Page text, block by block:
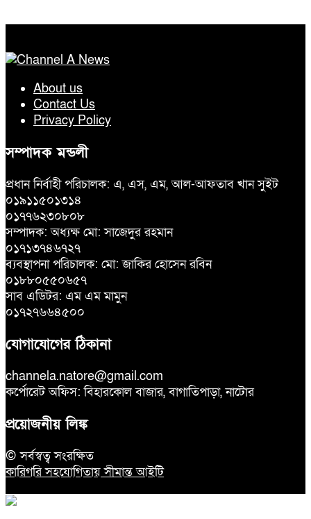
About us
Contact Us
Privacy Policy
সম্পাদক মন্ডলী
প্রধান নির্বাহী পরিচালক: এ, এস, এম, আল-আফতাব খান সুইট
০১৯১১৫০১৩১৪
০১৭৭৬২৩০৮০৮
সম্পাদক: অধ্যক্ষ মো: সাজেদুর রহমান
০১৭১৩৭৪৬৭২৭
ব্যবস্থাপনা পরিচালক: মো: জাকির হোসেন রবিন
০১৮৮০৫৫০৬৫৭
সাব এডিটর: এম এম মামুন
০১৭২৭৬৬৪৫০০
যোগাযোগের ঠিকানা
channela.natore@gmail.com
কর্পোরেট অফিস: বিহারকোল বাজার, বাগাতিপাড়া, নাটোর
প্রয়োজনীয় লিঙ্ক
© সর্বস্বত্ব সংরক্ষিত
কারিগরি সহযোগিতায় সীমান্ত আইটি